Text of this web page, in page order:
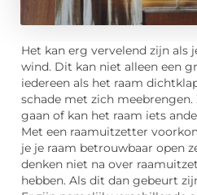
Het kan erg vervelend zijn als
wind. Dit kan niet alleen een
iedereen als het raam
schade met zich
gaan of kan het raam iets
Met een raamuitzetter
je je raam betrouwbaar open
denken niet na over
hebben. Als dit dan gebeurt